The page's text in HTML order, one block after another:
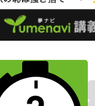
動画視聴前に
夢ナビ講義を
読んでみよう